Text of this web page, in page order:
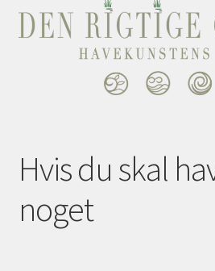
Hvis du skal
noget